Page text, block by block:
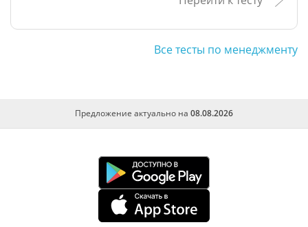
Все тесты по менеджменту
Предложение актуально на 08.08.2026